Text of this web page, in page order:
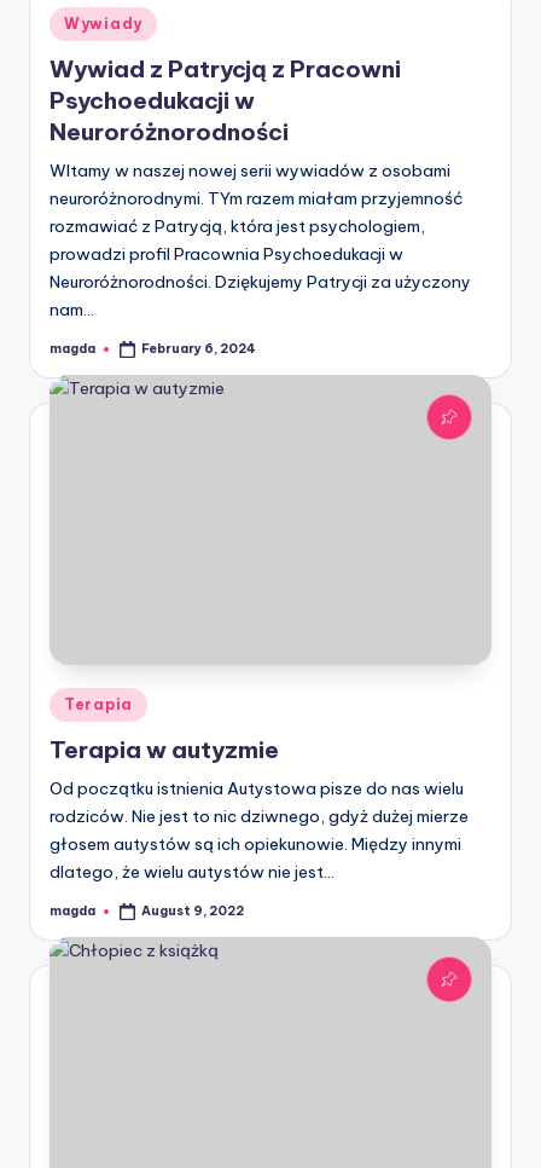
Posted
in
Wywiady
Wywiad z Patrycją z Pracowni
Psychoedukacji w
Neuroróżnorodności
WItamy w naszej nowej serii wywiadów z osobami
neuroróżnorodnymi. TYm razem miałam przyjemność
rozmawiać z Patrycją, która jest psychologiem,
prowadzi profil Pracownia Psychoedukacji w
Neuroróżnorodności. Dziękujemy Patrycji za użyczony
nam…
Posted
magda February 6, 2024
Posted
in
Terapia
Terapia w autyzmie
Od początku istnienia Autystowa pisze do nas wielu
rodziców. Nie jest to nic dziwnego, gdyż dużej mierze
głosem autystów są ich opiekunowie. Między innymi
dlatego, że wielu autystów nie jest…
Posted
magda August 9, 2022